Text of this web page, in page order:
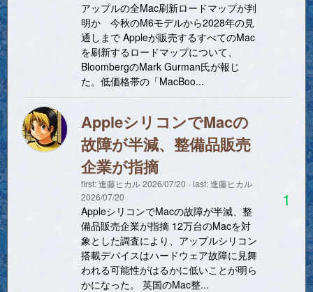
アップルの全Mac刷新ロードマップが判
明か 今秋のM6モデルから2028年の見
通しまで Appleが販売するすべてのMac
を刷新するロードマップについて、
BloombergのMark Gurman氏が報じ
た。低価格帯の「MacBoo...
AppleシリコンでMacの
故障が半減、整備品販売
企業が指摘
first:進藤ヒカル2026/07/20 last:進藤ヒカル
2026/07/20
AppleシリコンでMacの故障が半減、整
備品販売企業が指摘 12万台のMacを対
象とした調査により、アップルシリコン
搭載デバイスはハードウェア故障に見舞
われる可能性がはるかに低いことが明ら
かになった。 英国のMac整...
1